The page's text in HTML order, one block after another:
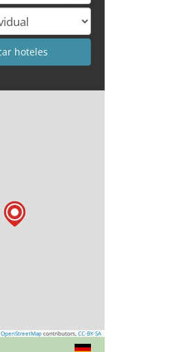
OpenStreetMap contributors, CC-BY-SA